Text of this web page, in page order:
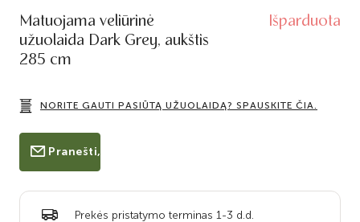
Matuojama veliūrinė
užuolaida Dark Grey, aukštis
285 cm
Išparduota
NORITE GAUTI PASIŪTĄ UŽUOLAIDĄ? SPAUSKITE ČIA.
Pranešti, kai bus prekyboje
Prekės pristatymo terminas 1-3 d.d.